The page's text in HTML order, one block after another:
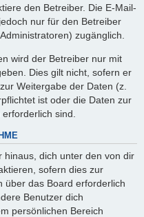
den Betreiber. Die E-Mail-
nur für den Betreiber
zugänglich.
wird der Betreiber nur mit
Dies gilt nicht, sofern er
Weitergabe der Daten (z.
ist oder die Daten zur
sind.
hinaus, dich unter den von dir
sofern dies zur
über das Board erforderlich
Benutzer dich
persönlichen Bereich